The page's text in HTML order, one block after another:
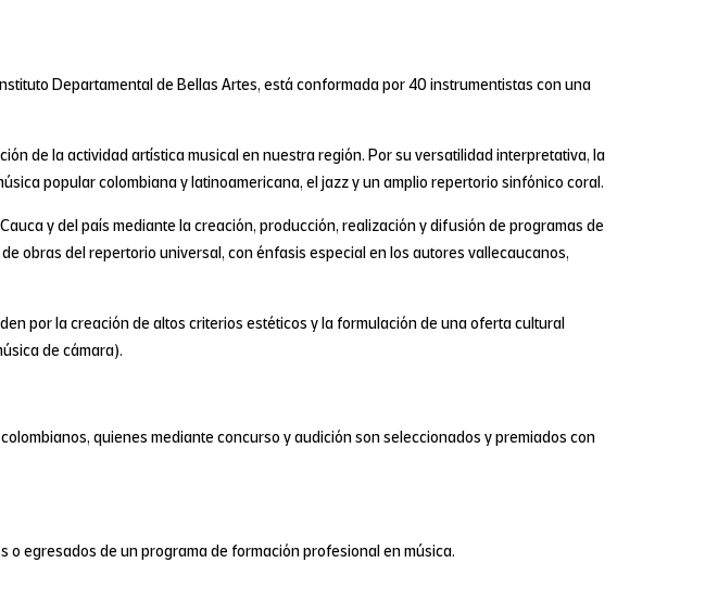
Departamental de Bellas Artes, está conformada por 40 instrumentistas con una
de la actividad artística musical en nuestra región. Por su versatilidad interpretativa, la
popular colombiana y latinoamericana, el jazz y un amplio repertorio sinfónico coral.
y del país mediante la creación, producción, realización y difusión de programas de
obras del repertorio universal, con énfasis especial en los autores vallecaucanos,
por la creación de altos criterios estéticos y la formulación de una oferta cultural
de cámara).
quienes mediante concurso y audición son seleccionados y premiados con
egresados de un programa de formación profesional en música.